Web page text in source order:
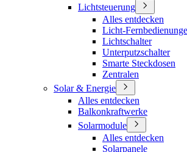
Lichtsteuerung
Alles entdecken
Licht-
Lichtschalter
Unterputzschalter
Smarte Steckdosen
Zentralen
Solar & Energie
Alles entdecken
Balkonkraftwerke
Solarmodule
Alles entdecken
Solarpanele